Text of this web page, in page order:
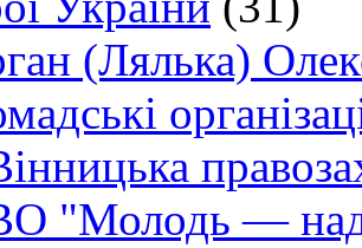
(Лялька)
"Молодь —